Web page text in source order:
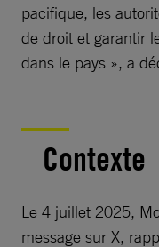
pacifique, les
de droit et garantir
dans le pays », a
Contexte
Le 4 juillet 2025,
message sur X,